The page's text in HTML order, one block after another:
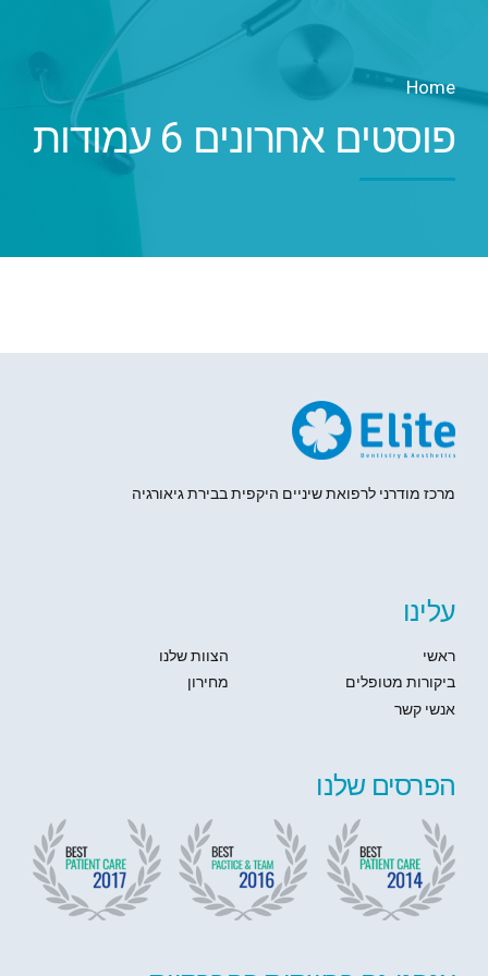
Home
פוסטים אחרונים 6 עמודות
מרכז מודרני לרפואת שיניים היקפית בבירת גיאורגיה
עלינו
ראשי
הצוות שלנו
ביקורות מטופלים
מחירון
אנשי קשר
הפרסים שלנו